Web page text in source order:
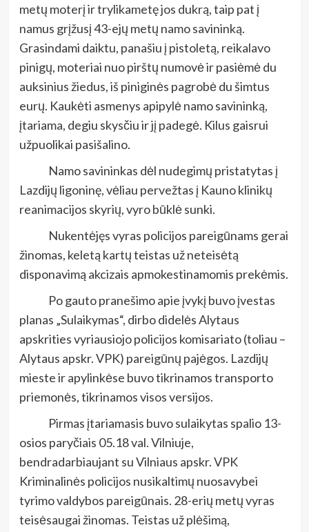
metų moterį ir trylikametę jos dukrą, taip pat į
namus grįžusį 43-ejų metų namo savininką.
Grasindami daiktu, panašiu į pistoletą, reikalavo
pinigų, moteriai nuo pirštų numovė ir pasiėmė du
auksinius žiedus, iš piniginės pagrobė du šimtus
eurų. Kaukėti asmenys apipylė namo savininką,
įtariama, degiu skysčiu ir jį padegė. Kilus gaisrui
užpuolikai pasišalino.
Namo savininkas dėl nudegimų pristatytas į
Lazdijų ligoninę, vėliau pervežtas į Kauno klinikų
reanimacijos skyrių, vyro būklė sunki.
Nukentėjęs vyras policijos pareigūnams gerai
žinomas, keletą kartų teistas už neteisėtą
disponavimą akcizais apmokestinamomis prekėmis.
Po gauto pranešimo apie įvykį buvo įvestas
planas „Sulaikymas“, dirbo didelės Alytaus
apskrities vyriausiojo policijos komisariato (toliau –
Alytaus apskr. VPK) pareigūnų pajėgos. Lazdijų
mieste ir apylinkėse buvo tikrinamos transporto
priemonės, tikrinamos visos versijos.
Pirmas įtariamasis buvo sulaikytas spalio 13-
osios paryčiais 05.18 val. Vilniuje,
bendradarbiaujant su Vilniaus apskr. VPK
Kriminalinės policijos nusikaltimų nuosavybei
tyrimo valdybos pareigūnais. 28-erių metų vyras
teisėsaugai žinomas. Teistas už plėšimą,